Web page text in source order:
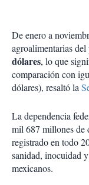
De enero a
agroalimentarias del
dólares, lo que
comparación con
dólares), resaltó la
La dependencia
mil 687 millones de
registrado en todo
sanidad, inocuidad
mexicanos.